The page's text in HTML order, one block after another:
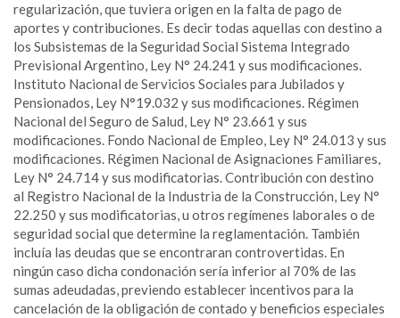
regularización, que tuviera origen en la falta de pago de
aportes y contribuciones. Es decir todas aquellas con destino a
los Subsistemas de la Seguridad Social Sistema Integrado
Previsional Argentino, Ley N° 24.241 y sus modificaciones.
Instituto Nacional de Servicios Sociales para Jubilados y
Pensionados, Ley N°19.032 y sus modificaciones. Régimen
Nacional del Seguro de Salud, Ley N° 23.661 y sus
modificaciones. Fondo Nacional de Empleo, Ley N° 24.013 y sus
modificaciones. Régimen Nacional de Asignaciones Familiares,
Ley N° 24.714 y sus modificatorias. Contribución con destino
al Registro Nacional de la Industria de la Construcción, Ley N°
22.250 y sus modificatorias, u otros regímenes laborales o de
seguridad social que determine la reglamentación. También
incluía las deudas que se encontraran controvertidas. En
ningún caso dicha condonación sería inferior al 70% de las
sumas adeudadas, previendo establecer incentivos para la
cancelación de la obligación de contado y beneficios especiales